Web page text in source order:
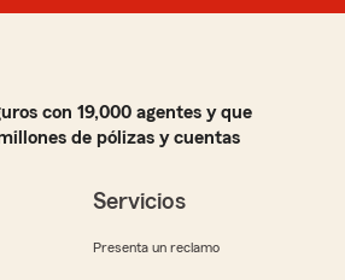
con 19,000 agentes y que
de pólizas y cuentas
Servicios
Presenta un reclamo